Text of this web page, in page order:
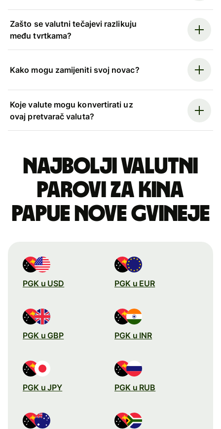
Zašto se valutni tečajevi razlikuju
među tvrtkama?
Kako mogu zamijeniti svoj novac?
Koje valute mogu konvertirati uz
ovaj pretvarač valuta?
Najbolji valutni
parovi za kina
Papue Nove Gvineje
PGK u USD PGK u EUR
PGK u GBP PGK u INR
PGK u JPY PGK u RUB